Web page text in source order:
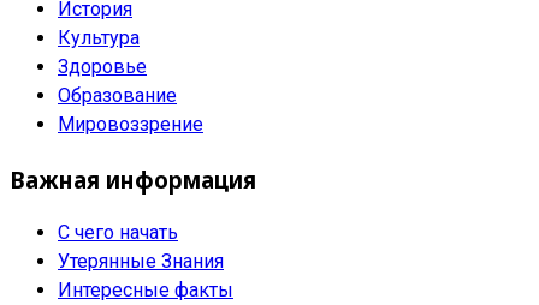
История
Культура
Здоровье
Образование
Мировоззрение
Важная информация
С чего начать
Утерянные Знания
Интересные факты